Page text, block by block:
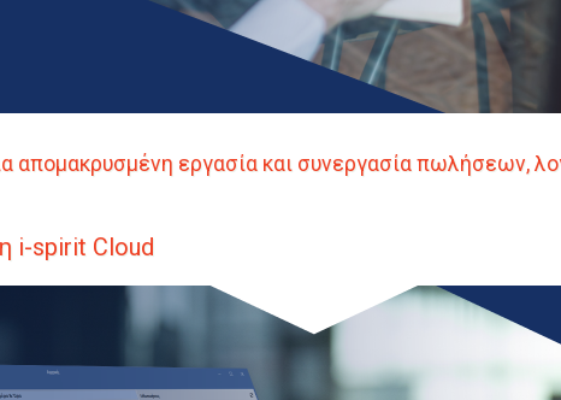
απομακρυσμένη εργασία και συνεργασία πωλήσεων,
i-spirit Cloud